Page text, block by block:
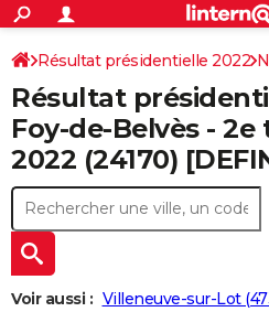
ACTUALITÉS
Politique
Société
Faits Divers
Education
Monde
Villes
+
SPORT
Coupe du monde 2026
Football
Tennis
Cyclisme
Rugby
Forum
CULTURE
Programme TV
TNT
Streaming
Cinéma
Sorties cinéma
Musique
+
FINANCE
Retraite
Impôts
Epargne
Immobilier
Risques naturels par ville
Banque
Assurance
CréditAUTO
Essais
Réserver un essai
Citadines
Berlines
SUV
Forum auto
+HIGH-TECH
Mobiles
Meilleur smartphone
Internet
Ordinateurs
Jeux vidéo
Guide high-tech
+
BRICOLAGE
Résultat présidentielle 2022
Dordogne
Résultat
Foy-de-Belvès -
2022 (24170)
Voir aussi : Villeneuve-sur-Lot